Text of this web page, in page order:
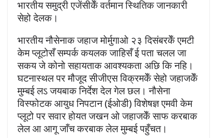
भारतीय समुद्री एजेंसीकेँ वर्तमान स्थितिक जानकारी
सेहो देलक।
भारतीय नौसेनाक जहाज मोर्मुगाओ २३ दिसंबरकेँ एमटी
केम प्लूटोसँ सम्पर्क कयलक जाहिसँ ई पता चलल जा
सकय जे कोनो सहायताक आवश्यकता अछि कि नहि।
घटनास्थल पर मौजूद सीजीएस विक्रमकेँ सेहो जहाजकेँ
मुम्बई लऽ जयबाक निर्देश देल गेल छल। नौसेना
विस्फोटक आयुध निपटान (ईओडी) विशेषज्ञ एमवी केम
प्लूटो पर सवार होयत जखन ओ जहाजकेँ साफ करबाक
लेल आ आगू जाँच करबाक लेल मुम्बई पहुँचत।